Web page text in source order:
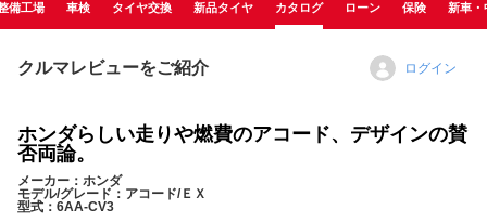
備工場 車検 タイヤ交換 新品タイヤ カタログ ローン 保険 新車・
クルマレビューをご紹介 ログイン
ホンダらしい走りや燃費のアコード、デザインの賛
否両論。
メーカー：ホンダ
モデル/グレード：アコード/ＥＸ
型式：6AA-CV3